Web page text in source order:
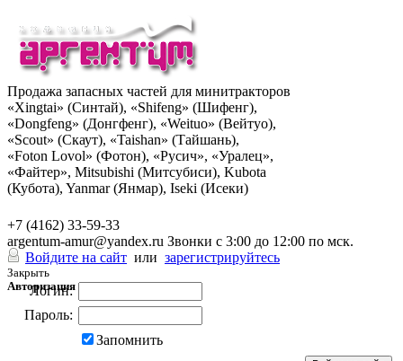
Продажа запасных частей для минитракторов
«Xingtai» (Синтай), «Shifeng» (Шифенг),
«Dongfeng» (Донгфенг), «Weituo» (Вейтуо),
«Scout» (Скаут), «Taishan» (Тайшань),
«Foton Lovol» (Фотон), «Русич», «Уралец»,
«Файтер», Mitsubishi (Митсубиси), Kubota
(Кубота), Yanmar (Янмар), Iseki (Исеки)
+7 (4162) 33-59-33
argentum-amur@yandex.ru Звонки с 3:00 до 12:00 по мск.
Войдите на сайт или зарегистрируйтесь
Закрыть
Авторизация
Логин:
Пароль:
Запомнить